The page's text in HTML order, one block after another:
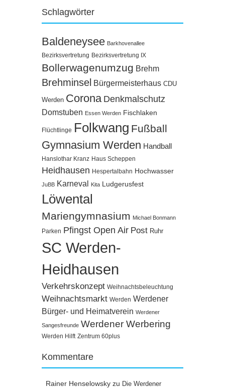
Schlagwörter
Baldeneysee Barkhovenallee
Bezirksvertretung Bezirksvertretung IX
Bollerwagenumzug Brehm
Brehminsel Bürgermeisterhaus CDU
Werden Corona Denkmalschutz
Domstuben Essen Werden Fischlaken
Flüchtlinge Folkwang Fußball
Gymnasium Werden Handball
Hanslothar Kranz Haus Scheppen
Heidhausen Hespertalbahn Hochwasser
JuBB Karneval Kita Ludgerusfest
Löwental
Mariengymnasium Michael Bonmann
Parken Pfingst Open Air Post Ruhr
SC Werden-
Heidhausen
Verkehrskonzept Weihnachtsbeleuchtung
Weihnachtsmarkt Werden Werdener
Bürger- und Heimatverein Werdener
Sangesfreunde Werdener Werbering
Werden Hilft Zentrum 60plus
Kommentare
Rainer Henselowsky zu Die Werdener